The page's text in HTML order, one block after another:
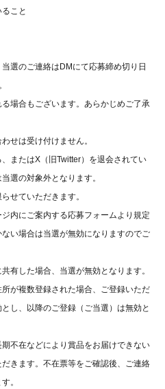
こと
選のご連絡はDMにて応募締め切り日
場合もございます。あらかじめご了承
せは受け付けません。⁠
またはX（旧Twitter）を退会されてい
選の対象外となります。
せていただきます。
内にご案内する応募フォームより規定
い場合は当選が無効になりますのでご
有した場合、当選が無効となります。
が複数登録された場合、ご登録いただ
し、以降のご登録（ご当選）は無効と
不在などにより賞品をお届けできない
きます。不在票等をご確認後、ご連絡
。